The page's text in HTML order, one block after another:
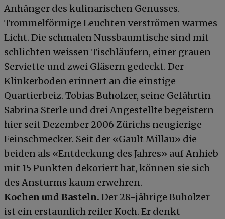
Anhänger des kulinarischen Genusses.
Trommelförmige Leuchten verströmen warmes
Licht. Die schmalen Nussbaumtische sind mit
schlichten weissen Tischläufern, einer grauen
Serviette und zwei Gläsern gedeckt. Der
Klinkerboden erinnert an die einstige
Quartierbeiz. Tobias Buholzer, seine Gefährtin
Sabrina Sterle und drei Angestellte begeistern
hier seit Dezember 2006 Zürichs neugierige
Feinschmecker. Seit der «Gault Millau» die
beiden als «Entdeckung des Jahres» auf Anhieb
mit 15 Punkten dekoriert hat, können sie sich
des Ansturms kaum erwehren.
Kochen und Basteln. Der 28-jährige Buholzer
ist ein erstaunlich reifer Koch. Er denkt